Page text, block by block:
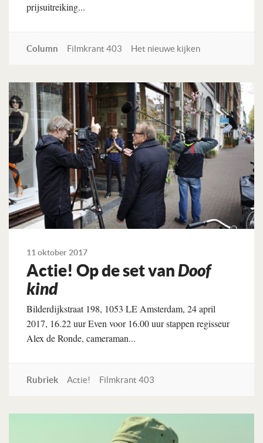
prijsuitreiking...
Column Filmkrant 403 Het nieuwe kijken
Lees verder
11 oktober 2017
Actie! Op de set vanDoof
kind
Bilderdijkstraat 198, 1053 LE Amsterdam, 24 april
2017, 16.22 uur Even voor 16.00 uur stappen regisseur
Alex de Ronde, cameraman...
Rubriek Actie! Filmkrant 403
Lees verder